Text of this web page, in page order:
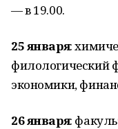
— в 19.00.
25 января:
филологический
экономики,
26 января: